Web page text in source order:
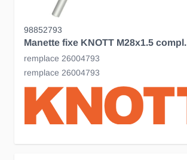
98852793
Manette fixe KNOTT M28x1.5 compl.
remplace 26004793
remplace 26004793